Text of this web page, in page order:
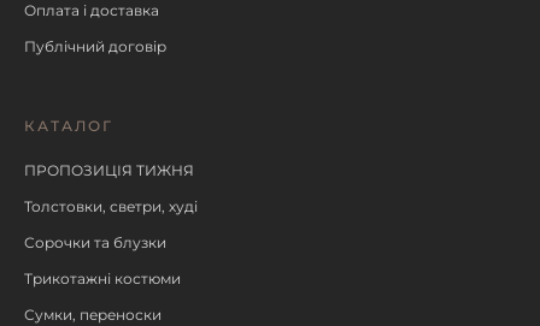
Оплата і доставка
Публічний договір
КАТАЛОГ
ПРОПОЗИЦІЯ ТИЖНЯ
Толстовки, светри, худі
Сорочки та блузки
Трикотажні костюми
Сумки, переноски